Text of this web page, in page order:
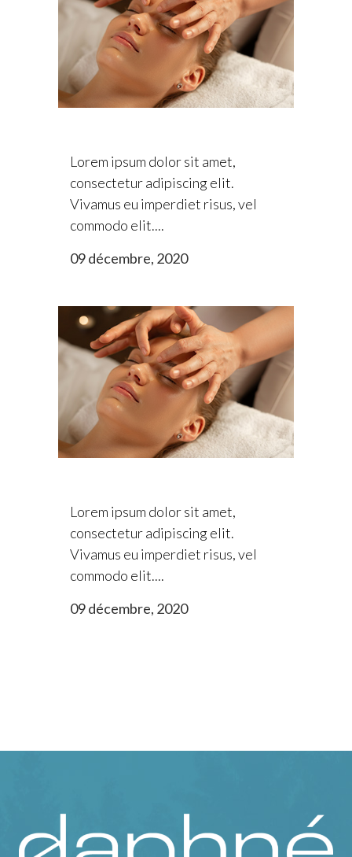
Lorem ipsum dolor sit amet,
consectetur adipiscing elit.
Vivamus eu imperdiet risus, vel
commodo elit....
09 décembre, 2020
Lorem ipsum dolor sit amet,
consectetur adipiscing elit.
Vivamus eu imperdiet risus, vel
commodo elit....
09 décembre, 2020